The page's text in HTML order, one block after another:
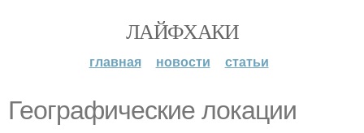
ЛАЙФХАКИ
главная новости статьи
Географические локации